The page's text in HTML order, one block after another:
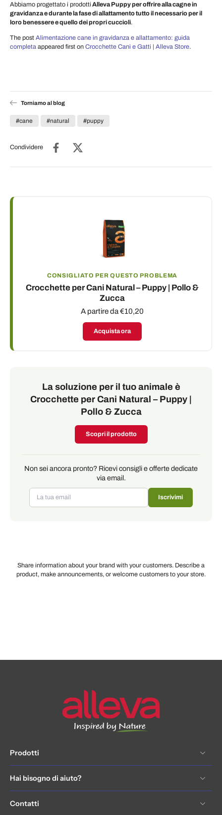
Abbiamo progettato i prodotti Alleva Puppy per offrire alla cagne in
gravidanza e durante la fase di allattamento tutto il necessario per il
loro benessere e quello dei propri cuccioli.
The post Alimentazione cane in gravidanza e allattamento: guida
completa appeared first on Crocchette Cani e Gatti | Alleva Store.
Torniamo al blog
#cane #natural #puppy
Condividere
CONSIGLIATO PER QUESTO PROBLEMA
Crocchette per Cani Natural – Puppy | Pollo &
Zucca
A partire da €10,20
Acquista ora
La soluzione per il tuo animale è
Crocchette per Cani Natural – Puppy |
Pollo & Zucca
Scopri il prodotto
Non sei ancora pronto? Ricevi consigli e offerte dedicate
via email.
Iscrivimi
Share information about your brand with your customers. Describe a
product, make announcements, or welcome customers to your store.
Prodotti
Hai bisogno di aiuto?
Contatti